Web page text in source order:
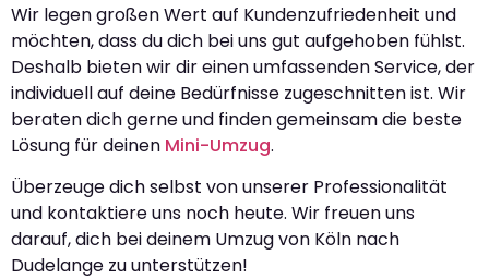
Wir legen großen Wert auf Kundenzufriedenheit und
möchten, dass du dich bei uns gut aufgehoben fühlst.
Deshalb bieten wir dir einen umfassenden Service, der
individuell auf deine Bedürfnisse zugeschnitten ist. Wir
beraten dich gerne und finden gemeinsam die beste
Lösung für deinen Mini-Umzug.
Überzeuge dich selbst von unserer Professionalität
und kontaktiere uns noch heute. Wir freuen uns
darauf, dich bei deinem Umzug von Köln nach
Dudelange zu unterstützen!